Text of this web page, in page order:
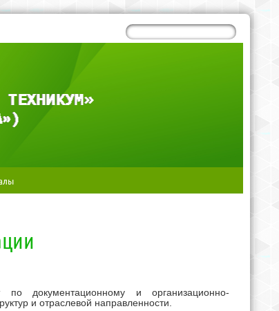
по документационному и организационно-
и отраслевой направленности.